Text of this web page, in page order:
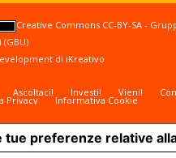
Creative Commons CC-BY-SA-
di iKreativo
Ascoltaci! Investi! Vieni!
Privacy Informativa Cookie
tue preferenze relative